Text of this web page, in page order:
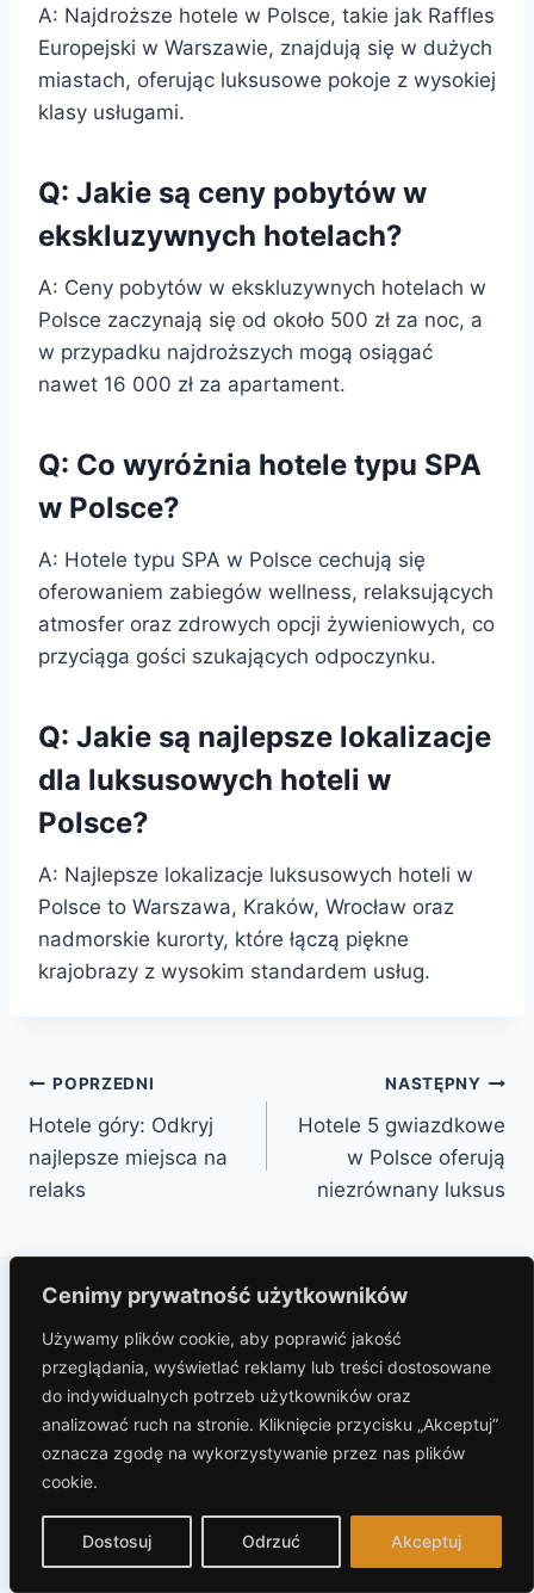
Cenimy prywatność użytkowników
Używamy plików cookie, aby poprawić jakość
przeglądania, wyświetlać reklamy lub treści dostosowane
do indywidualnych potrzeb użytkowników oraz
analizować ruch na stronie. Kliknięcie przycisku „Akceptuj”
oznacza zgodę na wykorzystywanie przez nas plików
cookie.
Dostosuj Odrzuć Akceptuj
A: Najdroższe hotele w Polsce, takie jak Raffles
Europejski w Warszawie, znajdują się w dużych
miastach, oferując luksusowe pokoje z wysokiej
klasy usługami.
Q: Jakie są ceny pobytów w
ekskluzywnych hotelach?
A: Ceny pobytów w ekskluzywnych hotelach w
Polsce zaczynają się od około 500 zł za noc, a
w przypadku najdroższych mogą osiągać
nawet 16 000 zł za apartament.
Q: Co wyróżnia hotele typu SPA
w Polsce?
A: Hotele typu SPA w Polsce cechują się
oferowaniem zabiegów wellness, relaksujących
atmosfer oraz zdrowych opcji żywieniowych, co
przyciąga gości szukających odpoczynku.
Q: Jakie są najlepsze lokalizacje
dla luksusowych hoteli w
Polsce?
A: Najlepsze lokalizacje luksusowych hoteli w
Polsce to Warszawa, Kraków, Wrocław oraz
nadmorskie kurorty, które łączą piękne
krajobrazy z wysokim standardem usług.
Nawigacja
wpisu
POPRZEDNI
Hotele góry: Odkryj
najlepsze miejsca na
relaks
NASTĘPNY
Hotele 5 gwiazdkowe
w Polsce oferują
niezrównany luksus
Podobne wpisy